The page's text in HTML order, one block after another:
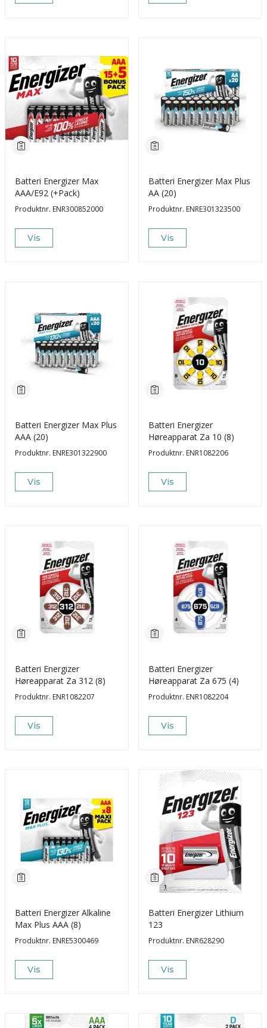
Batteri Energizer Max
AAA/E92 (+Pack)
Produktnr. ENR300852000
Vis
Batteri Energizer Max Plus
AA (20)
Produktnr. ENRE301323500
Vis
Batteri Energizer Max Plus
AAA (20)
Produktnr. ENRE301322900
Vis
Batteri Energizer
Høreapparat Za 10 (8)
Produktnr. ENR1082206
Vis
Batteri Energizer
Høreapparat Za 312 (8)
Produktnr. ENR1082207
Vis
Batteri Energizer
Høreapparat Za 675 (4)
Produktnr. ENR1082204
Vis
Batteri Energizer Alkaline
Max Plus AAA (8)
Produktnr. ENRE5300469
Vis
Batteri Energizer Lithium
123
Produktnr. ENR628290
Vis